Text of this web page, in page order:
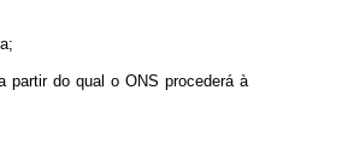
do qual o ONS procederá à